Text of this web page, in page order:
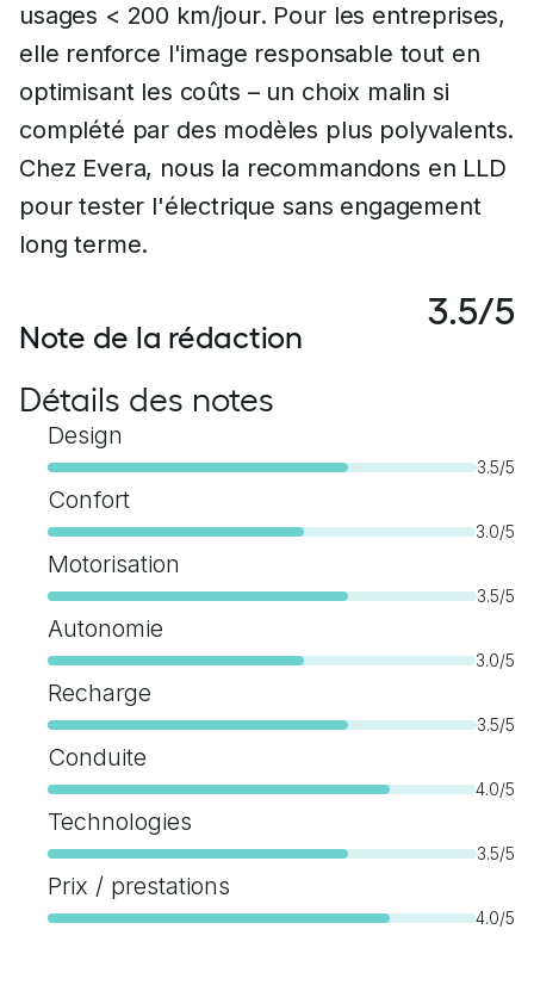
usages < 200 km/jour. Pour les entreprises,
elle renforce l'image responsable tout en
optimisant les coûts – un choix malin si
complété par des modèles plus polyvalents.
Chez Evera, nous la recommandons en LLD
pour tester l'électrique sans engagement
long terme.
Note de la rédaction
3.5/5
Détails des notes
Design
3.5/5
Confort
3.0/5
Motorisation
3.5/5
Autonomie
3.0/5
Recharge
3.5/5
Conduite
4.0/5
Technologies
3.5/5
Prix / prestations
4.0/5